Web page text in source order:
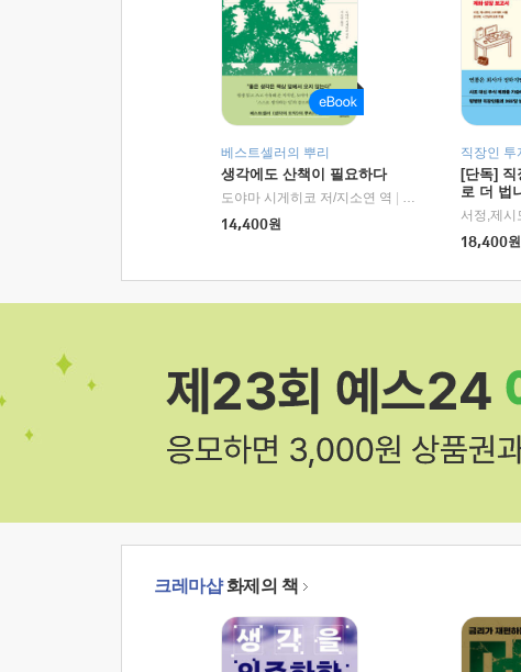
베스트셀러의 뿌리
생각에도 산책이 필요하다
도야마 시게히코 저/지소연 역
알에이치코리아
14,400원
직장인 투
[단독]
로 더 법
18,400원
크레마샵화제의 책